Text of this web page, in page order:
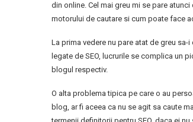
din online. Cel mai greu mi se pare
motorului de cautare si cum poate face
La prima vedere nu pare atat de greu
legate de SEO, lucrurile se complica un
blogul respectiv.
O alta problema tipica pe care o au
blog, ar fi aceea ca nu se agit sa caute